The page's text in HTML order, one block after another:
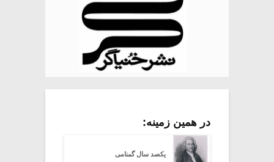
در همین زمینه:
یکصد سال گمنامی